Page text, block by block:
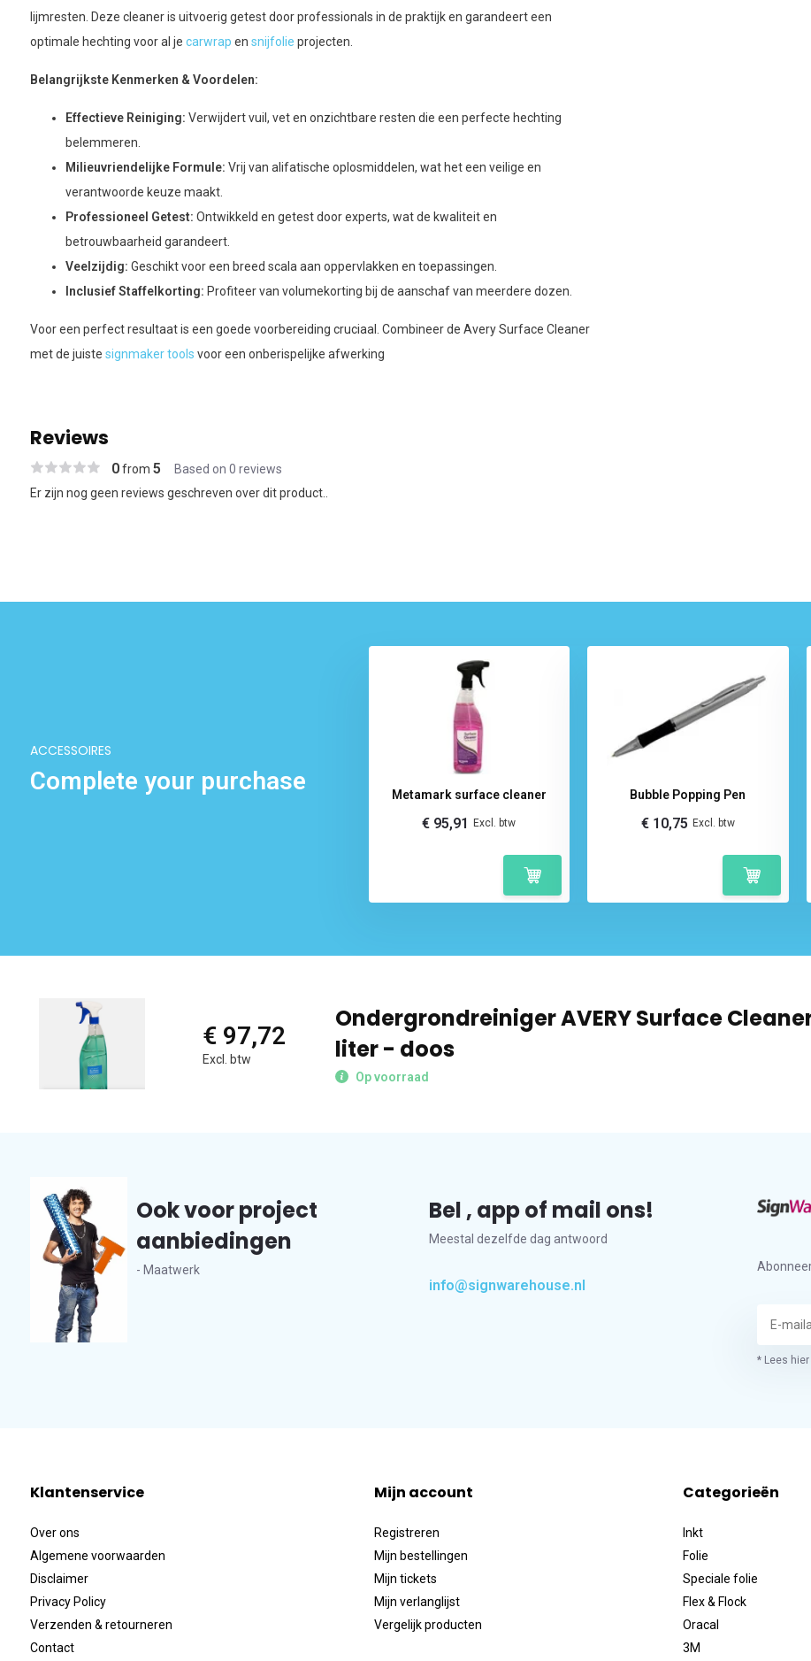
lijmresten. Deze cleaner is uitvoerig getest door professionals in de praktijk en garandeert een
optimale hechting voor al je carwrap en snijfolie projecten.
Belangrijkste Kenmerken & Voordelen:
Effectieve Reiniging: Verwijdert vuil, vet en onzichtbare resten die een perfecte hechting
belemmeren.
Milieuvriendelijke Formule: Vrij van alifatische oplosmiddelen, wat het een veilige en
verantwoorde keuze maakt.
Professioneel Getest: Ontwikkeld en getest door experts, wat de kwaliteit en
betrouwbaarheid garandeert.
Veelzijdig: Geschikt voor een breed scala aan oppervlakken en toepassingen.
Inclusief Staffelkorting: Profiteer van volumekorting bij de aanschaf van meerdere dozen.
Voor een perfect resultaat is een goede voorbereiding cruciaal. Combineer de Avery Surface Cleaner
met de juiste signmaker tools voor een onberispelijke afwerking
Reviews
0from 5 Based on 0 reviews
Er zijn nog geen reviews geschreven over dit product..
ACCESSOIRES
Complete your purchase
met vilt - Fidflex Wrapper Tool slim bag Metamark surface cleaner
€ 95,91 Excl. btw
Bubble Popping Pen
€ 10,75 Excl. btw
€ 97,72
Excl. btw
Ondergrondreiniger AVERY Surface
liter - doos
Op voorraad
Ook voor project
aanbiedingen
- Maatwerk
Bel , app of mail ons!
Meestal dezelfde dag antwoord
info@signwarehouse.nl
* Lees
Klantenservice
Over ons
Algemene voorwaarden
Disclaimer
Privacy Policy
Verzenden & retourneren
Contact
Mijn account
Registreren
Mijn bestellingen
Mijn tickets
Mijn verlanglijst
Vergelijk producten
Categorieën
Inkt
Folie
Speciale folie
Flex & Flock
Oracal
3M